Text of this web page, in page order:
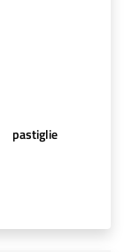
pastiglie